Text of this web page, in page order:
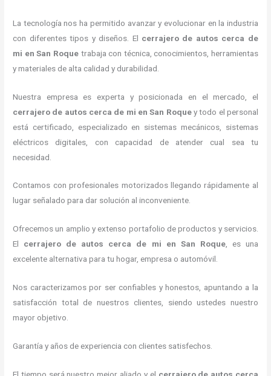
La tecnología nos ha permitido avanzar y evolucionar en la industria
con diferentes tipos y diseños. El cerrajero de autos cerca de
mi en San Roquetrabaja con técnica, conocimientos, herramientas
y materiales de alta calidad y durabilidad.
Nuestra empresa es experta y posicionada en el mercado, el
cerrajero de autos cerca de mi en San Roquey todo el personal
está certificado, especializado en sistemas mecánicos, sistemas
eléctricos digitales, con capacidad de atender cual sea tu
necesidad.
Contamos con profesionales motorizados llegando rápidamente al
lugar señalado para dar solución al inconveniente.
Ofrecemos un amplio y extenso portafolio de productos y servicios.
El cerrajero de autos cerca de mi en San Roque, es una
excelente alternativa para tu hogar, empresa o automóvil.
Nos caracterizamos por ser confiables y honestos, apuntando a la
satisfacción total de nuestros clientes, siendo ustedes nuestro
mayor objetivo.
Garantía y años de experiencia con clientes satisfechos.